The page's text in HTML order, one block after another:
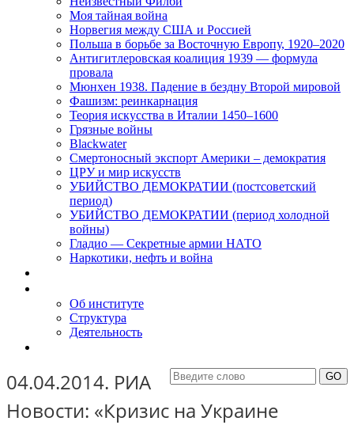
Моя тайная война
Норвегия между США и Россией
Польша в борьбе за Восточную Европу, 1920–2020
Антигитлеровская коалиция 1939 — формула
провала
Мюнхен 1938. Падение в бездну Второй мировой
Фашизм: реинкарнация
Теория искусства в Италии 1450–1600
Грязные войны
Blackwater
Смертоносный экспорт Америки – демократия
ЦРУ и мир искусств
УБИЙСТВО ДЕМОКРАТИИ (постсоветский
период)
УБИЙСТВО ДЕМОКРАТИИ (период холодной
войны)
Гладио — Секретные армии НАТО
Наркотики, нефть и война
Об институте
Структура
Деятельность
04.04.2014. РИА
Новости: «Кризис на Украине